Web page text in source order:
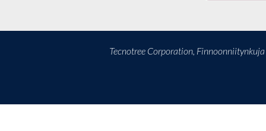
Tecnotree Corporation,